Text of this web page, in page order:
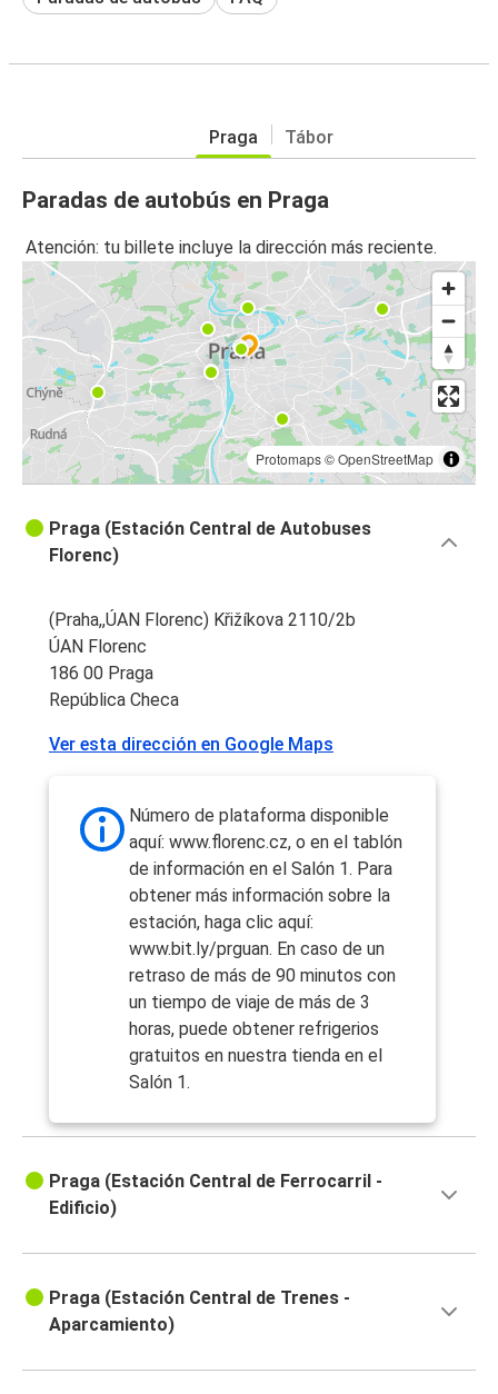
Praga Tábor
Paradas de autobús en Praga
Atención: tu billete incluye la dirección más reciente.
Protomaps©OpenStreetMap
Praga (Estación Central de Autobuses
Florenc)
(Praha,,ÚAN Florenc) Křižíkova 2110/2b
ÚAN Florenc
186 00 Praga
República Checa
Ver esta dirección en Google Maps
Número de plataforma disponible
aquí: www.florenc.cz, o en el tablón
de información en el Salón 1. Para
obtener más información sobre la
estación, haga clic aquí:
www.bit.ly/prguan. En caso de un
retraso de más de 90 minutos con
un tiempo de viaje de más de 3
horas, puede obtener refrigerios
gratuitos en nuestra tienda en el
Salón 1.
Praga (Estación Central de Ferrocarril -
Edificio)
Praga (Estación Central de Trenes -
Aparcamiento)